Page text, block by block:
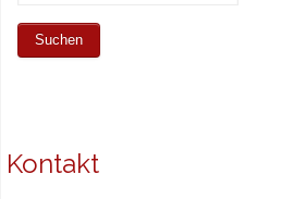
Kontakt